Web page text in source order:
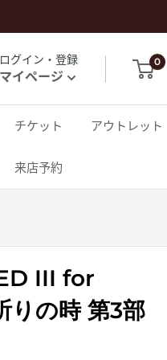
ログイン・登録
マイページ
0
チケット アウトレット
来店予約
III for
の時 第3部